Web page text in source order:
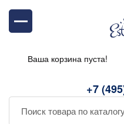
+7
Ваша корзина пуста!